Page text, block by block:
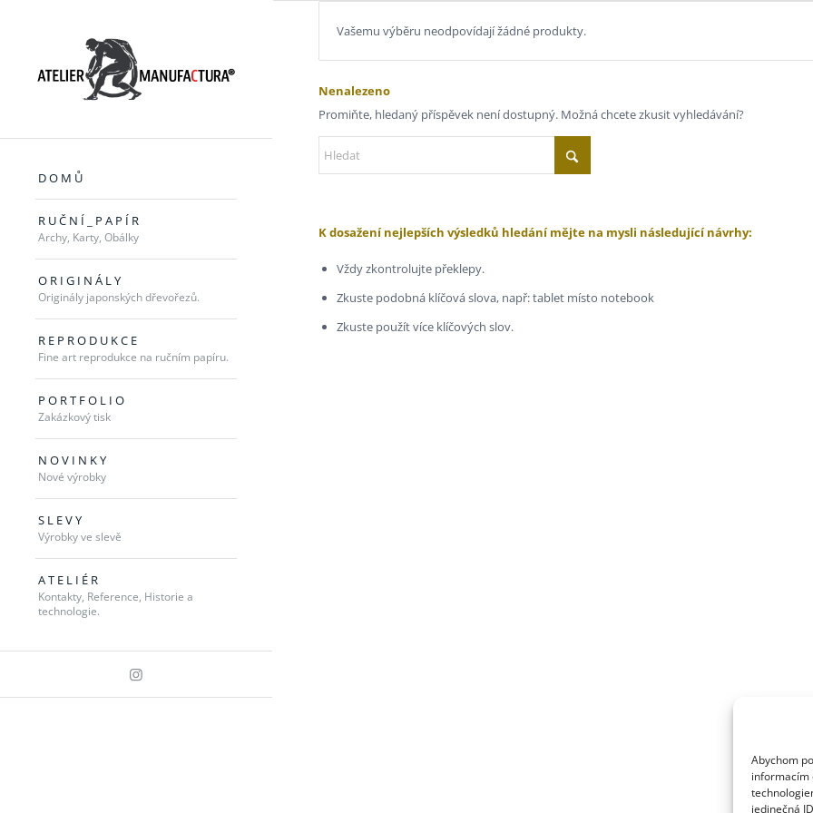
Abychom
informacím
jedinečná
D O M Ů
R U Č N Í _ P A P Í R
Archy, Karty, Obálky
O R I G I N Á L Y
Originály japonských dřevořezů.
R E P R O D U K C E
Fine art reprodukce na ručním papíru.
P O R T F O L I O
Zakázkový tisk
N O V I N K Y
Nové výrobky
S L E V Y
Výrobky ve slevě
A T E L I É R
Kontakty, Reference, Historie a
technologie.
Vašemu výběru neodpovídají žádné produkty.
Nenalezeno
Promiňte, hledaný příspěvek není dostupný. Možná chcete zkusit vyhledávání?
K dosažení nejlepších výsledků hledání mějte na mysli následující návrhy:
Vždy zkontrolujte překlepy.
Zkuste podobná klíčová slova, např: tablet místo notebook
Zkuste použít více klíčových slov.